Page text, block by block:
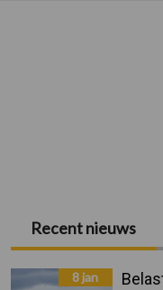
Primaire
Sidebar
Recent nieuws
8 jan